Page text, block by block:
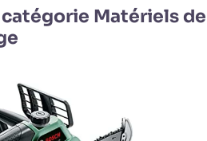
catégorie Matériels de